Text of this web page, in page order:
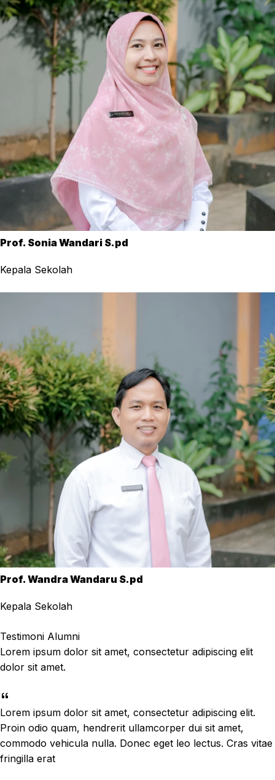
Prof. Sonia Wandari S.pd
Kepala Sekolah
Prof. Wandra Wandaru S.pd
Kepala Sekolah
Testimoni Alumni
Lorem ipsum dolor sit amet, consectetur adipiscing elit
dolor sit amet.
Lorem ipsum dolor sit amet, consectetur adipiscing elit.
Proin odio quam, hendrerit ullamcorper dui sit amet,
commodo vehicula nulla. Donec eget leo lectus. Cras vitae
fringilla erat